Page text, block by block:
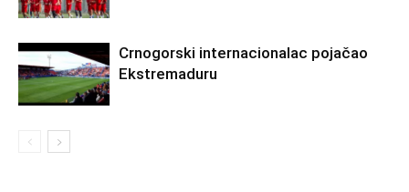
Crnogorski internacionalac pojačao
Ekstremaduru